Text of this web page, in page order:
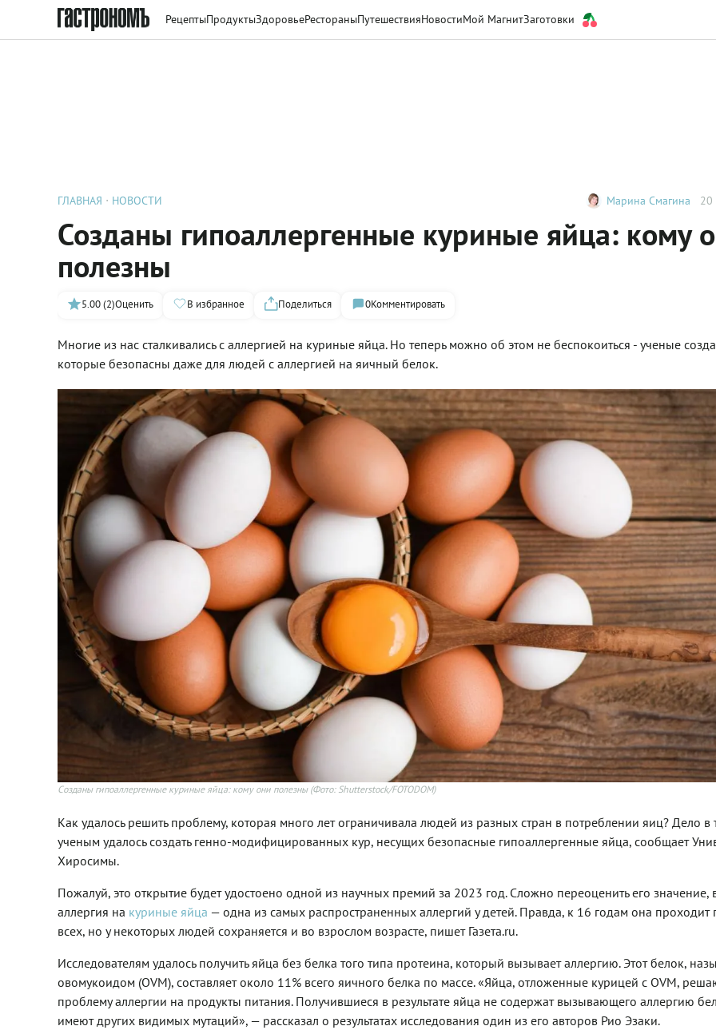
РецептыПродуктыЗдоровьеРестораныПутешествияНовостиМой МагнитЗаготовки
ГЛАВНАЯ НОВОСТИ Марина Смагина 20
Созданы гипоаллергенные куриные яйца: кому
полезны
5.00 (2)Оценить В избранное Поделиться 0Комментировать
Многие из нас сталкивались с аллергией на куриные яйца. Но теперь можно об этом не беспокоиться - ученые
которые безопасны даже для людей с аллергией на яичный белок.
Созданы гипоаллергенные куриные яйца: кому они полезны(Фото: Shutterstock/FOTODOM)
Как удалось решить проблему, которая много лет ограничивала людей из разных стран в потреблении яиц? Дело в
ученым удалось создать генно-модифицированных кур, несущих безопасные гипоаллергенные яйца, сообщает
Хиросимы.
Пожалуй, это открытие будет удостоено одной из научных премий за 2023 год. Сложно переоценить его значение,
аллергия на куриные яйца — одна из самых распространенных аллергий у детей. Правда, к 16 годам она проходит
всех, но у некоторых людей сохраняется и во взрослом возрасте, пишет Газета.ru.
Исследователям удалось получить яйца без белка того типа протеина, который вызывает аллергию. Этот белок,
овомукоидом (OVM), составляет около 11% всего яичного белка по массе. «Яйца, отложенные курицей с OVM,
проблему аллергии на продукты питания. Получившиеся в результате яйца не содержат вызывающего аллергию
имеют других видимых мутаций», — рассказал о результатах исследования один из его авторов Рио Эзаки.